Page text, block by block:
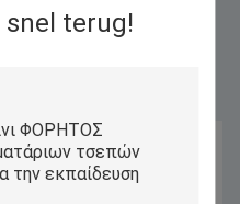
snel terug!